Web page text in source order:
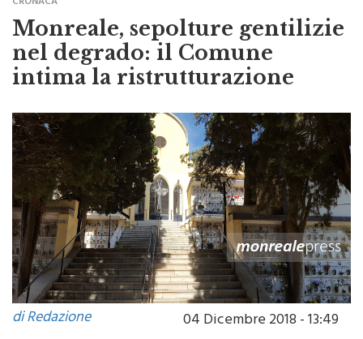
Monreale, sepolture gentilizie
nel degrado: il Comune
intima la ristrutturazione
di Redazione
04 Dicembre 2018 - 13:49